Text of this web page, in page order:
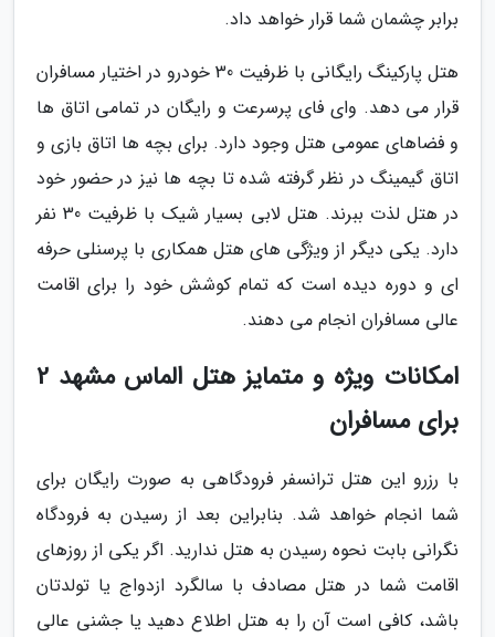
برابر چشمان شما قرار خواهد داد.
هتل پارکینگ رایگانی با ظرفیت 30 خودرو در اختیار مسافران
قرار می دهد. وای فای پرسرعت و رایگان در تمامی اتاق ها
و فضاهای عمومی هتل وجود دارد. برای بچه ها اتاق بازی و
اتاق گیمینگ در نظر گرفته شده تا بچه ها نیز در حضور خود
در هتل لذت ببرند. هتل لابی بسیار شیک با ظرفیت 30 نفر
دارد. یکی دیگر از ویژگی های هتل همکاری با پرسنلی حرفه
ای و دوره دیده است که تمام کوشش خود را برای اقامت
عالی مسافران انجام می دهند.
امکانات ویژه و متمایز هتل الماس مشهد 2
برای مسافران
با رزرو این هتل ترانسفر فرودگاهی به صورت رایگان برای
شما انجام خواهد شد. بنابراین بعد از رسیدن به فرودگاه
نگرانی بابت نحوه رسیدن به هتل ندارید. اگر یکی از روزهای
اقامت شما در هتل مصادف با سالگرد ازدواج یا تولدتان
باشد، کافی است آن را به هتل اطلاع دهید یا جشنی عالی